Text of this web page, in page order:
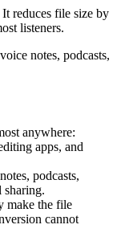
reduces file size by
listeners.
notes, podcasts,
anywhere:
apps, and
podcasts,
sharing.
make the file
cannot